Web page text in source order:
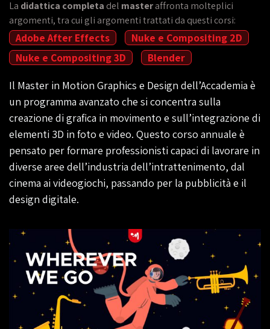
La didattica completa del masteraffronta molteplici
argomenti, tra cui gli argomenti trattati da questi corsi:
Adobe After Effects
Nuke e Compositing 2D
Nuke e Compositing 3D
Blender
Il Master in Motion Graphics e Design dell’Accademia è
un programma avanzato che si concentra sulla
creazione di grafica in movimento e sull’integrazione di
elementi 3D in foto e video. Questo corso annuale è
pensato per formare professionisti capaci di lavorare in
diverse aree dell’industria dell’intrattenimento, dal
cinema ai videogiochi, passando per la pubblicità e il
design digitale.